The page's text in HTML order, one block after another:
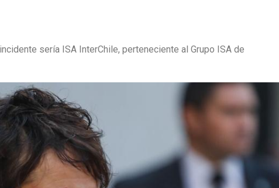
sería ISA InterChile, perteneciente al Grupo ISA de